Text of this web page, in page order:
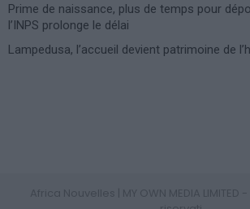
Prime de naissance, plus de temps pour
l’INPS prolonge le délai
Lampedusa, l’accueil devient patrimoine de